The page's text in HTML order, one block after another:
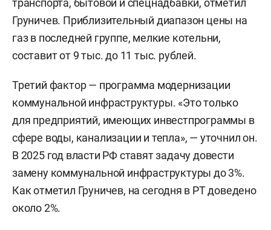
Груничев. Приблизительный диапазон цены на
газ в последней группе, мелкие котельни,
составит от 9 тыс. до 11 тыс. рублей.
Третий фактор — программа модернизации
коммунальной инфраструктуры. «Это только
для предприятий, имеющих инвестпрограммы в
сфере воды, канализации и тепла», — уточнил он.
В 2025 год власти РФ ставят задачу довести
замену коммунальной инфраструктуры до 3%.
Как отметил Груничев, на сегодня в РТ доведено
около 2%.